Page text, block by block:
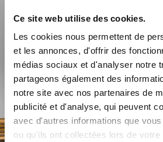
Ce site web utilise des cookies.
Les cookies nous permettent de
et les annonces, d'offrir des
médias sociaux et d'analyser notre
partageons également des
notre site avec nos partenaires de
publicité et d'analyse, qui peuvent
avec d'autres informations que
ou qu'ils ont collectées lors de votre